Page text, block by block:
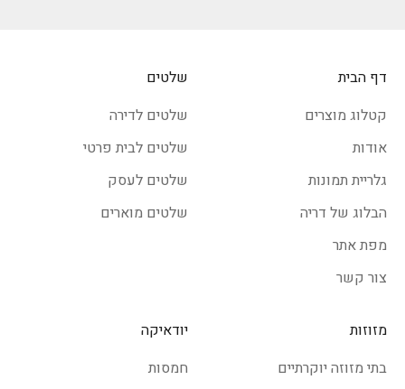
דף הבית
קטלוג מוצרים
אודות
גלריית תמונות
הבלוג של דריה
מפת אתר
צור קשר
שלטים
שלטים לדירה
שלטים לבית פרטי
שלטים לעסק
שלטים מוארים
מזוזות
בתי מזוזה יוקרתיים
יודאיקה
חמסות